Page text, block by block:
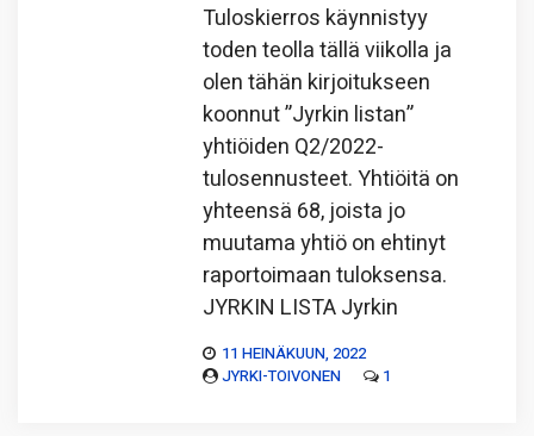
Tuloskierros käynnistyy
toden teolla tällä viikolla ja
olen tähän kirjoitukseen
koonnut ”Jyrkin listan”
yhtiöiden Q2/2022-
tulosennusteet. Yhtiöitä on
yhteensä 68, joista jo
muutama yhtiö on ehtinyt
raportoimaan tuloksensa.
JYRKIN LISTA Jyrkin
11 HEINÄKUUN, 2022
JYRKI-TOIVONEN
1